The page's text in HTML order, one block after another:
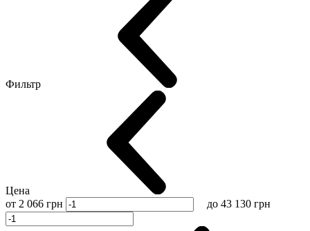
Фильтр
Цена
от 2 066 грн до 43 130 грн